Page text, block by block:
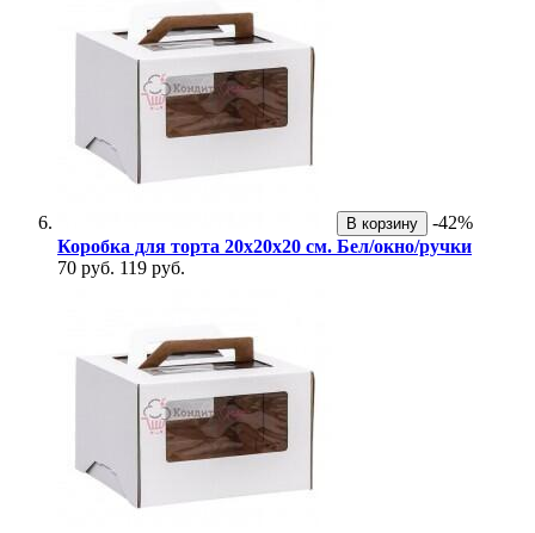
В корзину
-42%
Коробка для торта 20х20х20 см. Бел/окно/ручки
70 руб. 119 руб.